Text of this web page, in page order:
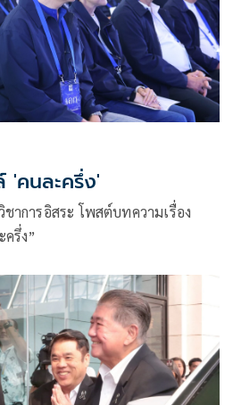
'คนละครึ่ง'
าการอิสระ โพสต์บทความเรื่อง
รึ่ง”